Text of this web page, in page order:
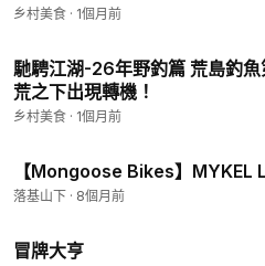
乡村美食 · 1個月前
馳騁江湖-26年野釣篇 荒島釣
荒之下出現轉機！
乡村美食 · 1個月前
【Mongoose Bikes】MYKEL
落基山下 · 8個月前
冒牌大亨